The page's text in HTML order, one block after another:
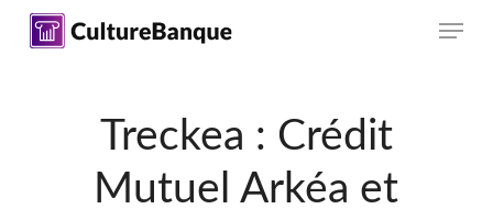
Skip
Menu
Treckea : Crédit
Mutuel Arkéa et